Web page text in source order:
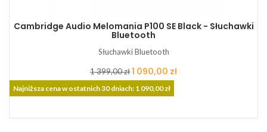
Cambridge Audio Melomania P100 SE Black - Słuchawki
Bluetooth
Słuchawki Bluetooth
Cena
podstawowa
1 399,00 złCena
1 090,00 zł
Najniższa cena w ostatnich 30 dniach: 1 090,00 zł